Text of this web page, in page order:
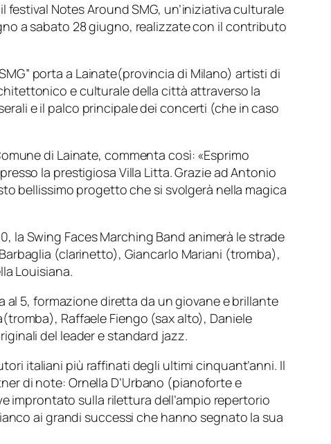
festival Notes Around SMG, un’iniziativa culturale
a sabato 28 giugno, realizzate con il contributo
porta a Lainate(provincia di Milano) artisti di
e culturale della città attraverso la
e il palco principale dei concerti (che in caso
di Lainate, commenta così: «Esprimo
la prestigiosa Villa Litta. Grazie ad Antonio
bellissimo progetto che si svolgerà nella magica
, la Swing Faces Marching Band animerà le strade
(clarinetto), Giancarlo Mariani (tromba),
Louisiana.
al 5, formazione diretta da un giovane e brillante
(tromba), Raffaele Fiengo (sax alto), Daniele
del leader e standard jazz.
italiani più raffinati degli ultimi cinquant’anni. Il
di note: Ornella D’Urbano (pianoforte e
improntato sulla rilettura dell’ampio repertorio
ai grandi successi che hanno segnato la sua